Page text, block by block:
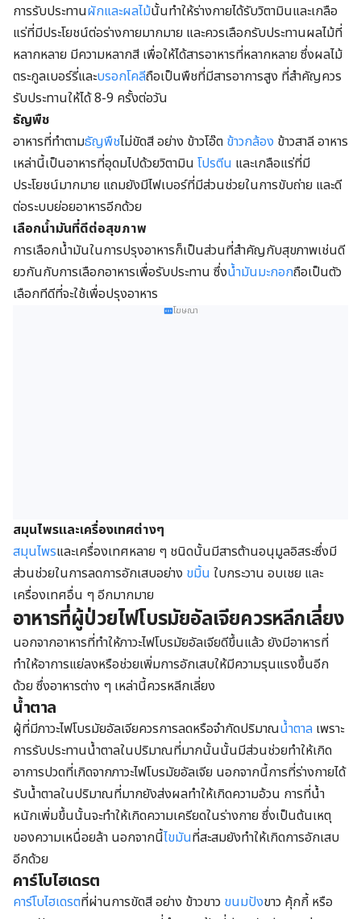
การรับประทานผักและผลไม้นั้นทำให้ร่างกายได้รับวิตามินและเกลือ
แร่ที่มีประโยชน์ต่อร่างกายมากมาย และควรเลือกรับประทานผลไม้ที่
หลากหลาย มีความหลากสี เพื่อให้ได้สารอาหารที่หลากหลาย ซึ่งผลไม้
ตระกูลเบอร์รี่และบรอกโคลีถือเป็นพืชที่มีสารอาการสูง ที่สำคัญควร
รับประทานให้ได้ 8-9 ครั้งต่อวัน
ธัญพืช
อาหารที่ทำตามธัญพืชไม่ขัดสี อย่าง ข้าวโอ๊ต ข้าวกล้อง ข้าวสาลี อาหาร
เหล่านี้เป็นอาหารที่อุดมไปด้วยวิตามิน โปรตีน และเกลือแร่ที่มี
ประโยชน์มากมาย แถมยังมีไฟเบอร์ที่มีส่วนช่วยในการขับถ่าย และดี
ต่อระบบย่อยอาหารอีกด้วย
เลือกน้ำมันที่ดีต่อสุขภาพ
การเลือกน้ำมันในการปรุงอาหารก็เป็นส่วนที่สำคัญกับสุขภาพเช่นดี
ยวกันกับการเลือกอาหารเพื่อรับประทาน ซึ่งน้ำมันมะกอกถือเป็นตัว
เลือกทีดีที่จะใช้เพื่อปรุงอาหาร
โฆษณา
สมุนไพรและเครื่องเทศต่างๆ
สมุนไพรและเครื่องเทศหลาย ๆ ชนิดนั้นมีสารต้านอนุมูลอิสระซึ่งมี
ส่วนช่วยในการลดการอักเสบอย่าง ขมิ้น ใบกระวาน อบเชย และ
เครื่องเทศอื่น ๆ อีกมากมาย
อาหารที่ผู้ป่วยไฟโบรมัยอัลเจียควรหลีกเลี่ยง
นอกจากอาหารที่ทำให้ภาวะไฟโบรมัยอัลเจียดีขึ้นแล้ว ยังมีอาหารที่
ทำให้อาการแย่ลงหรือช่วยเพิ่มการอักเสบให้มีความรุนแรงขึ้นอีก
ด้วย ซึ่งอาหารต่าง ๆ เหล่านี้ควรหลีกเลี่ยง
น้ำตาล
ผู้ที่มีภาวะไฟโบรมัยอัลเจียควรการลดหรือจำกัดปริมาณน้ำตาล เพราะ
การรับประทานน้ำตาลในปริมาณที่มากนั้นนั้นมีส่วนช่วยทำให้เกิด
อาการปวดที่เกิดจากภาวะไฟโบรมัยอัลเจีย นอกจากนี้การที่ร่างกายได้
รับน้ำตาลในปริมาณที่มากยังส่งผลทำให้เกิดความอ้วน การที่น้ำ
หนักเพิ่มขึ้นนั้นจะทำให้เกิดความเครียดในร่างกาย ซึ่งเป็นต้นเหตุ
ของความเหนื่อยล้า นอกจากนี้ไขมันที่สะสมยังทำให้เกิดการอักเสบ
อีกด้วย
คาร์โบไฮเดรต
คาร์โบไฮเดรตที่ผ่านการขัดสี อย่าง ข้าวขาว ขนมปังขาว คุ้กกี้ หรือ